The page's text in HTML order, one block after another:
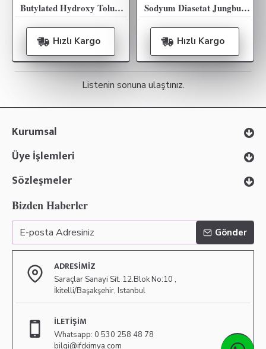
Butylated Hydroxy Toluene (E 321) 25KG
Hızlı Kargo
Sodyum Diasetat Jungbunzlauer ( E262 ) 25KG
Hızlı Kargo
Listenin sonuna ulaştınız.
Kurumsal
Üye İşlemleri
Sözleşmeler
Bizden Haberler
Gönder
ADRESIMIZ
Saraçlar Sanayi Sit. 12.Blok No:10 ,
İkitelli/Başakşehir, Istanbul
İLETIŞIM
Whatsapp: 0 530 258 48 78
bilgi@ifckimya.com